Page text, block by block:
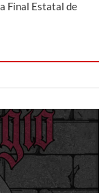
Final Estatal de